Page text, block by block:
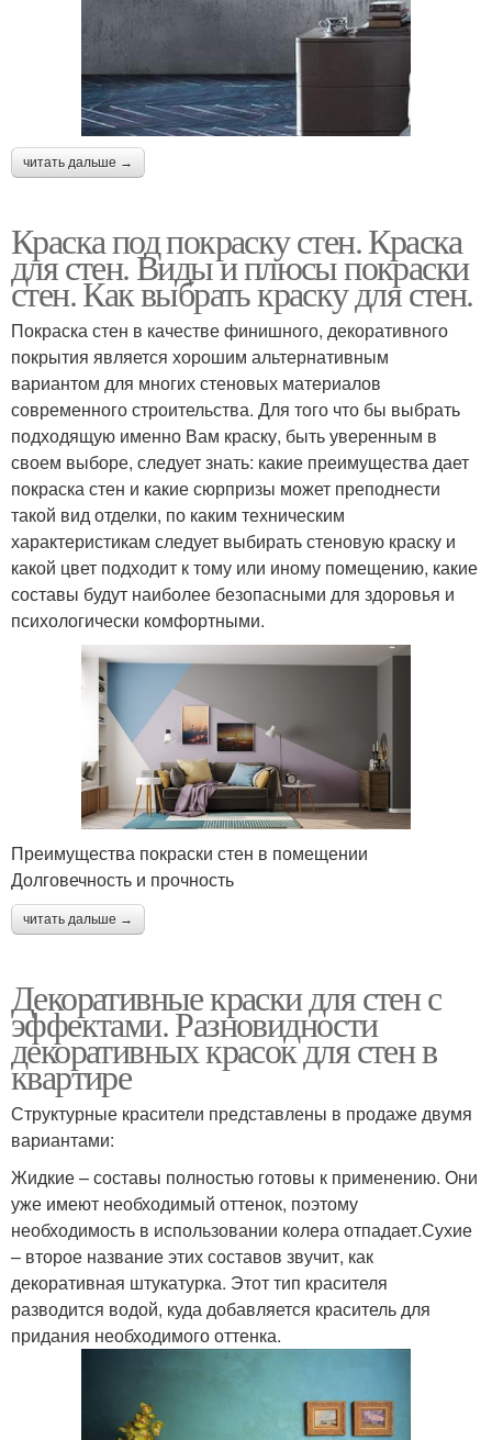
читать дальше →
Краска под покраску стен. Краска
для стен. Виды и плюсы покраски
стен. Как выбрать краску для стен.
Покраска стен в качестве финишного, декоративного
покрытия является хорошим альтернативным
вариантом для многих стеновых материалов
современного строительства. Для того что бы выбрать
подходящую именно Вам краску, быть уверенным в
своем выборе, следует знать: какие преимущества дает
покраска стен и какие сюрпризы может преподнести
такой вид отделки, по каким техническим
характеристикам следует выбирать стеновую краску и
какой цвет подходит к тому или иному помещению, какие
составы будут наиболее безопасными для здоровья и
психологически комфортными.
Преимущества покраски стен в помещении
Долговечность и прочность
читать дальше →
Декоративные краски для стен с
эффектами. Разновидности
декоративных красок для стен в
квартире
Структурные красители представлены в продаже двумя
вариантами:
Жидкие – составы полностью готовы к применению. Они
уже имеют необходимый оттенок, поэтому
необходимость в использовании колера отпадает.Сухие
– второе название этих составов звучит, как
декоративная штукатурка. Этот тип красителя
разводится водой, куда добавляется краситель для
придания необходимого оттенка.